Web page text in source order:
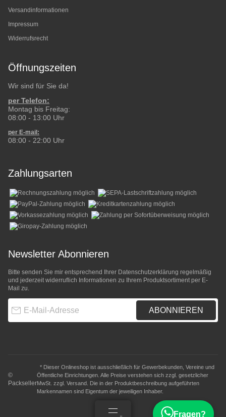
Versandinformationen
Impressum
Widerrufsrecht
Öffnungszeiten
Wir sind für Sie da!
per Telefon:
Montag bis Freitag:
08:00 - 13:00 Uhr
per E-mail:
08:00 - 22:00 Uhr
Zahlungsarten
Newsletter Abonnieren
Bitte senden Sie mir entsprechend Ihrer Datenschutzerklärung regelmäßig
und jederzeit widerruflich Informationen zu Ihrem Produktsortiment per E-
Mail zu.
ABONNIEREN
©
Packseller
* Dieser Onlineshop ist ausschließlich für Gewerbekunden, Vereine und
Öffentliche Einrichtungen. Alle Preise verstehen sich zzgl. gesetzlicher
MwSt. zzgl. Versand . Die in der Produktbeschreibung aufgeführten
Markennamen sind Eigentum der jeweiligen Inhaber.
Fragen?